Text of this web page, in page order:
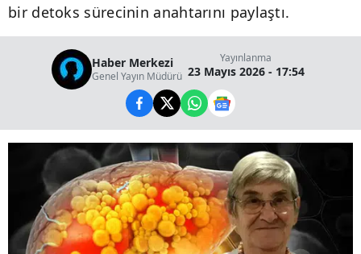
bir detoks sürecinin anahtarını paylaştı.
Haber Merkezi
Genel Yayın Müdürü
Yayınlanma
23 Mayıs 2026 - 17:54